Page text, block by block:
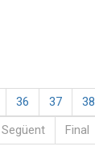
36 37 38
Següent Final